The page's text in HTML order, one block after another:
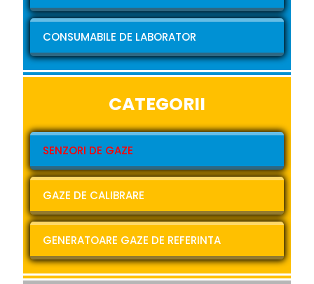
CONSUMABILE DE LABORATOR
CATEGORII
SENZORI DE GAZE
GAZE DE CALIBRARE
GENERATOARE GAZE DE REFERINTA